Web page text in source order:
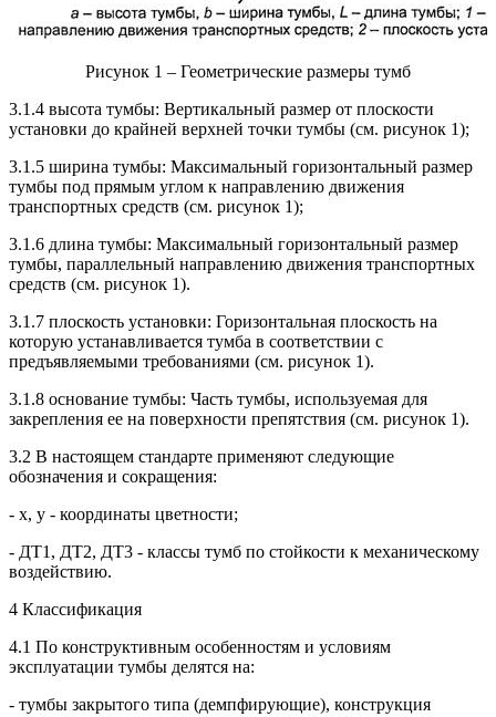
Рисунок 1 – Геометрические размеры тумб
3.1.4 высота тумбы: Вертикальный размер от плоскости
установки до крайней верхней точки тумбы (см. рисунок 1);
3.1.5 ширина тумбы: Максимальный горизонтальный размер
тумбы под прямым углом к направлению движения
транспортных средств (см. рисунок 1);
3.1.6 длина тумбы: Максимальный горизонтальный размер
тумбы, параллельный направлению движения транспортных
средств (см. рисунок 1).
3.1.7 плоскость установки: Горизонтальная плоскость на
которую устанавливается тумба в соответствии с
предъявляемыми требованиями (см. рисунок 1).
3.1.8 основание тумбы: Часть тумбы, используемая для
закрепления ее на поверхности препятствия (см. рисунок 1).
3.2 В настоящем стандарте применяют следующие
обозначения и сокращения:
- х, у - координаты цветности;
- ДТ1, ДТ2, ДТ3 - классы тумб по стойкости к механическому
воздействию.
4 Классификация
4.1 По конструктивным особенностям и условиям
эксплуатации тумбы делятся на:
- тумбы закрытого типа (демпфирующие), конструкция